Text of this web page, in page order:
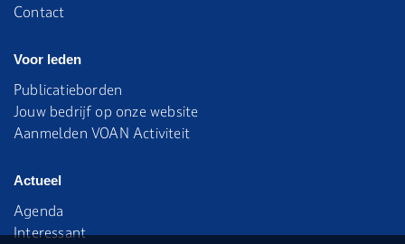
Contact
Voor leden
Publicatieborden
Jouw bedrijf op onze website
Aanmelden VOAN Activiteit
Actueel
Agenda
Interessant